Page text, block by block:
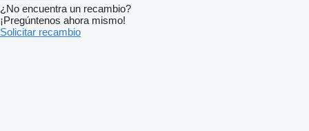
¿No encuentra un recambio?
¡Pregúntenos ahora mismo!
Solicitar recambio